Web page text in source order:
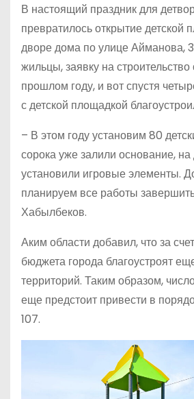
В настоящий праздник для
превратилось открытие детской
дворе дома по улице Айманова,
жильцы, заявку на
прошлом году, и вот спустя
с детской площадкой
– В этом году установим 80
сорока уже залили основание,
установили игровые элементы.
планируем все работы
Хабылбеков.
Аким области добавил, что за
бюджета города благоустроят
территорий. Таким образом,
еще предстоит привести в
107.